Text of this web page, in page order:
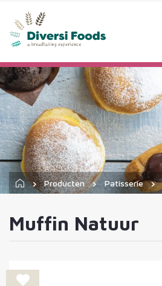
Producten Patisserie
Muffin Natuur